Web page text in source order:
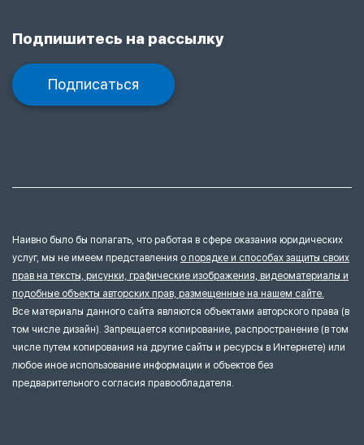
Подпишитесь на рассылку
Подписаться
Наивно было бы полагать, что работая в сфере оказания юридических
услуг, мы не имеем представления о порядке и способах защиты своих
прав на тексты, рисунки, графические изображения, видеоматериалы и
подобные объекты авторских прав, размещенные на нашем сайте.
Все материалы данного сайта являются объектами авторского права (в
том числе дизайн). Запрещается копирование, распространение (в том
числе путем копирования на другие сайты и ресурсы в Интернете) или
любое иное использование информации и объектов без
предварительного согласия правообладателя.